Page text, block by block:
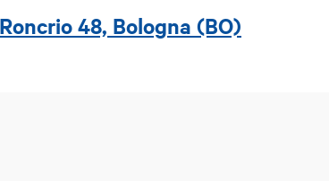
48, Bologna (BO)